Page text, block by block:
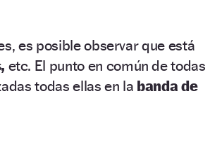
es posible observar que está
etc. El punto en común de todas
todas ellas en la banda de